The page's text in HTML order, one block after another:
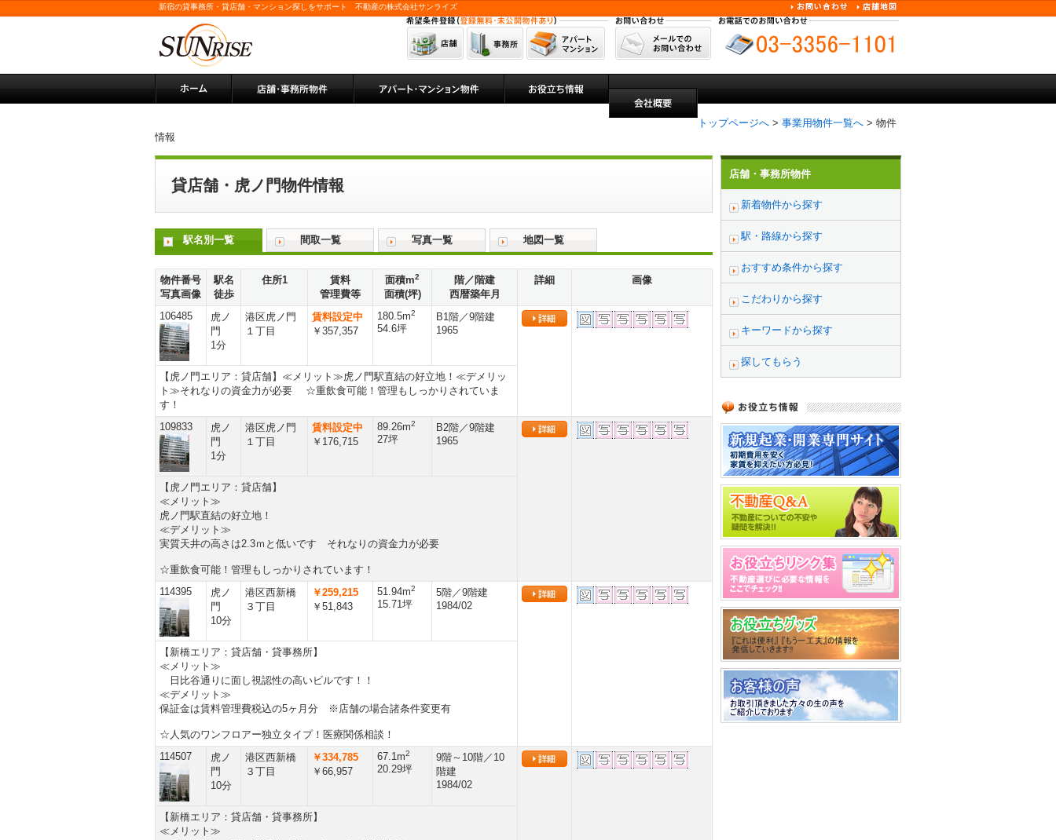
新宿の貸事務所・貸店舗・マンション探しをサポート 不動産の株式会社サンライズ
トップページへ > 事業用物件一覧へ > 物件
情報
貸店舗・虎ノ門物件情報
駅名別一覧 間取一覧 写真一覧 地図一覧
物件番号
写真画像
駅名
徒歩
住所1
賃料
管理費等
面積m2
面積(坪)
階／階建
西暦築年月
詳細 画像
106485
虎ノ
門
1分
港区虎ノ門
１丁目
賃料設定中
￥357,357
180.5m2
54.6坪
B1階／9階建
1965
【虎ノ門エリア：貸店舗】≪メリット≫虎ノ門駅直結の好立地！≪デメリッ
ト≫それなりの資金力が必要 ☆重飲食可能！管理もしっかりされていま
す！
109833
虎ノ
門
1分
港区虎ノ門
１丁目
賃料設定中
￥176,715
89.26m2
27坪
B2階／9階建
1965
【虎ノ門エリア：貸店舗】
≪メリット≫
虎ノ門駅直結の好立地！
≪デメリット≫
実質天井の高さは2.3ｍと低いです それなりの資金力が必要
☆重飲食可能！管理もしっかりされています！
114395
虎ノ
門
10分
港区西新橋
３丁目
￥259,215
￥51,843
51.94m2
15.71坪
5階／9階建
1984/02
【新橋エリア：貸店舗・貸事務所】
≪メリット≫
日比谷通りに面し視認性の高いビルです！！
≪デメリット≫
保証金は賃料管理費税込の5ヶ月分 ※店舗の場合諸条件変更有
☆人気のワンフロアー独立タイプ！医療関係相談！
114507
虎ノ
門
10分
港区西新橋
３丁目
￥334,785
￥66,957
67.1m2
20.29坪
9階～10階／10
階建
1984/02
【新橋エリア：貸店舗・貸事務所】
≪メリット≫
店舗・事務所物件
新着物件から探す
駅・路線から探す
おすすめ条件から探す
こだわりから探す
キーワードから探す
探してもらう